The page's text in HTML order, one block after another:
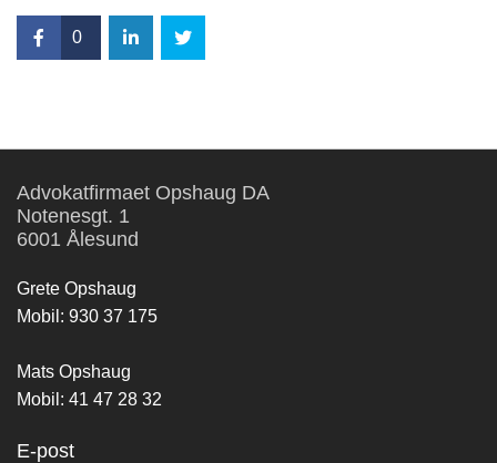
0
Advokatfirmaet Opshaug DA
Notenesgt. 1
6001 Ålesund
Grete Opshaug
Mobil: 930 37 175
Mats Opshaug
Mobil: 41 47 28 32
E-post